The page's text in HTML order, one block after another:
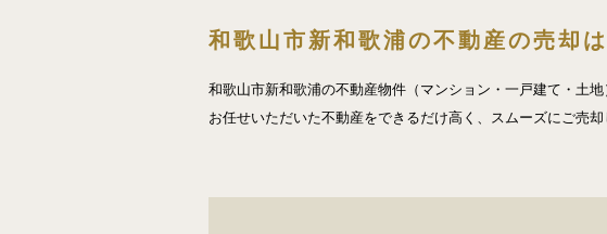
和歌山市新和歌浦の不動産の売却
和歌山市新和歌浦の不動産物件（マンション・一戸建て・土
お任せいただいた不動産をできるだけ高く、スムーズにご売